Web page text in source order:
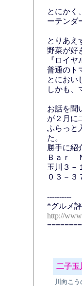
とにかく
ーテンダ
とりあえ
野菜が好
『ロイ
普通のト
とにおい
しかも、
お話を聞
が２月に
ふらっと
た。
勝手に紹
Ｂａｒ
玉川３－
０３－３
----------
*グルメ
http://
二子
川向こ